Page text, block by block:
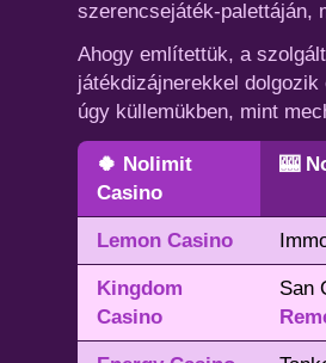
szerencsejáték-palettáján,
Ahogy említettük, a
játékdizájnerekkel
úgy küllemükben, mint
🍀 Nolimit
Casino
🎰
Lemon Casino
Kingdom
Casino
San